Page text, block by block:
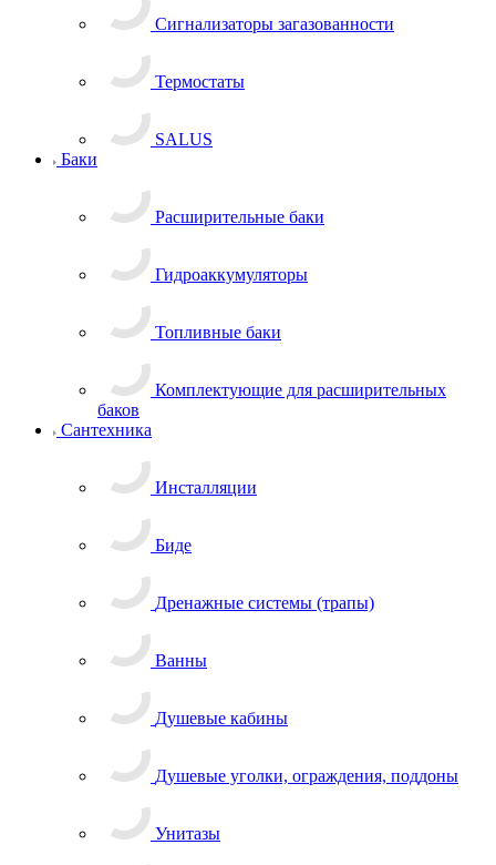
Сигнализаторы загазованности
Термостаты
SALUS
Баки
Расширительные баки
Гидроаккумуляторы
Топливные баки
Комплектующие для расширительных
баков
Сантехника
Инсталляции
Биде
Дренажные системы (трапы)
Ванны
Душевые кабины
Душевые уголки, ограждения, поддоны
Унитазы